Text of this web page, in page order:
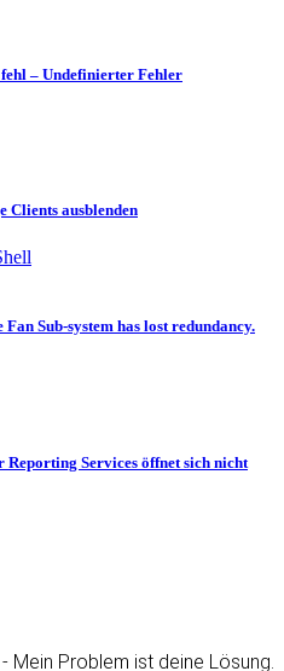
– Undefinierter Fehler
Clients ausblenden
Sub-system has lost redundancy.
Services öffnet sich nicht
Mein Problem ist deine Lösung.